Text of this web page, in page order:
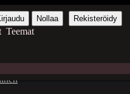
Nollaa Rekisteröidy
Teemat